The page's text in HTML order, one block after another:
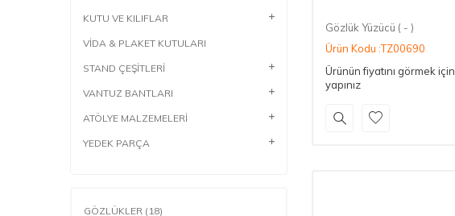
KUTU VE KILIFLAR
VİDA & PLAKET KUTULARI
STAND ÇEŞİTLERİ
VANTUZ BANTLARI
ATÖLYE MALZEMELERİ
YEDEK PARÇA
GÖZLÜKLER (18)
Gözlük Yüzücü ( - )
Ürün Kodu :TZ00690
Ürünün fiyatını görmek için
yapınız